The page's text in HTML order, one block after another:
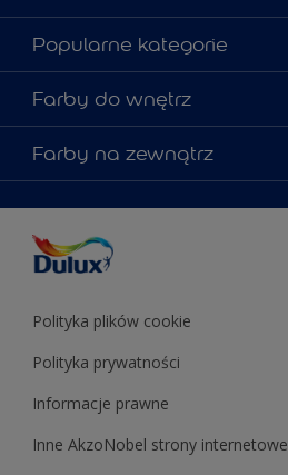
Materiały marketingowe
Mapa strony
Kontakt
Zgodność kolorów
Popularne kategorie
Kolory farb
Porady ekspertów
Zainspiruj się
Znajdź sklep
Farby do wnętrz
Farby do ścian
Farby uniwersalne
Podkłady i grunty
Testery farb
Farby do sufitów
Farby na zewnątrz
Farby uniwersalne
Podkłady i grunty
Polityka plików cookie
Polityka prywatności
Informacje prawne
Inne AkzoNobel strony internetowe